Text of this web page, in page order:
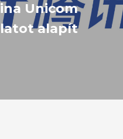
Unicom
alapít